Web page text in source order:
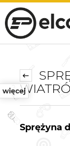
więcej
Sprężyna